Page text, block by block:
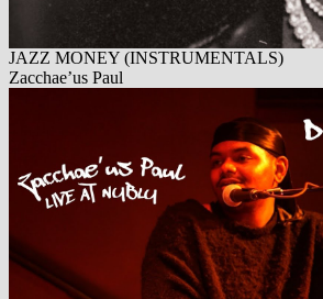
JAZZ MONEY (INSTRUMENTALS)
Zacchae’us Paul